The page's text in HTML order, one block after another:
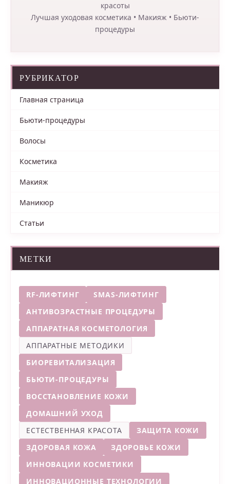
красоты
Лучшая уходовая косметика • Макияж • Бьюти-
процедуры
РУБРИКАТОР
Главная страница
Бьюти-процедуры
Волосы
Косметика
Макияж
Маникюр
Статьи
МЕТКИ
RF-ЛИФТИНГ
SMAS-ЛИФТИНГ
АНТИВОЗРАСТНЫЕ ПРОЦЕДУРЫ
АППАРАТНАЯ КОСМЕТОЛОГИЯ
АППАРАТНЫЕ МЕТОДИКИ
БИОРЕВИТАЛИЗАЦИЯ
БЬЮТИ-ПРОЦЕДУРЫ
ВОССТАНОВЛЕНИЕ КОЖИ
ДОМАШНИЙ УХОД
ЕСТЕСТВЕННАЯ КРАСОТА
ЗАЩИТА КОЖИ
ЗДОРОВАЯ КОЖА
ЗДОРОВЬЕ КОЖИ
ИННОВАЦИИ КОСМЕТИКИ
ИННОВАЦИОННЫЕ ТЕХНОЛОГИИ